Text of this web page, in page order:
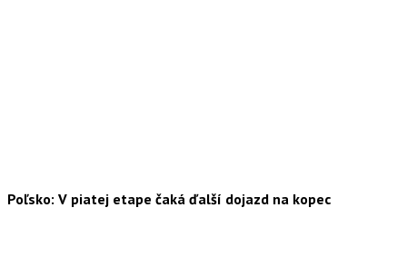
Poľsko: V piatej etape čaká ďalší dojazd na kopec